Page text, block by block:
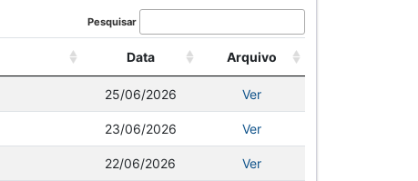
Pesquisar
Data Arquivo
25/06/2026 Ver
23/06/2026 Ver
22/06/2026 Ver